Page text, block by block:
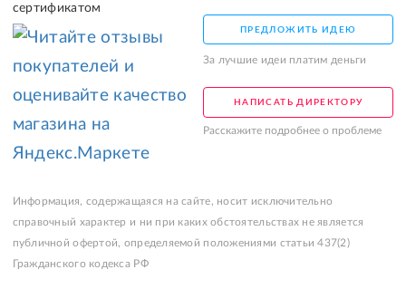
сертификатом
ПРЕДЛОЖИТЬ ИДЕЮ
За лучшие идеи платим деньги
НАПИСАТЬ ДИРЕКТОРУ
Расскажите подробнее о проблеме
Информация, содержащаяся на сайте, носит исключительно
справочный характер и ни при каких обстоятельствах не является
публичной офертой, определяемой положениями статьи 437(2)
Гражданского кодекса РФ